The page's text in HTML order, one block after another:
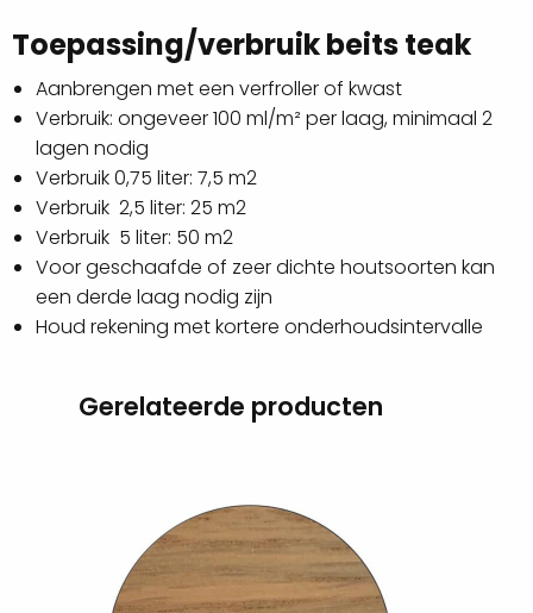
Toepassing/verbruik beits teak
Aanbrengen met een verfroller of kwast
Verbruik: ongeveer 100 ml/m² per laag, minimaal 2
lagen nodig
Verbruik 0,75 liter: 7,5 m2
Verbruik 2,5 liter: 25 m2
Verbruik 5 liter: 50 m2
Voor geschaafde of zeer dichte houtsoorten kan
een derde laag nodig zijn
Houd rekening met kortere onderhoudsintervalle
Gerelateerde producten